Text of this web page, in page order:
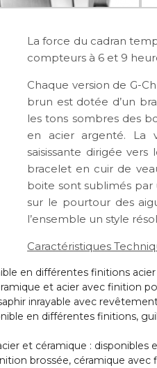
La force du cadran
compteurs à 6 et 9
Chaque version de G-
brun est dotée d’un
les tons sombres des
en acier argenté. La
saisissante dirigée
bracelet en cuir de
boite sont sublimés par
sur le pourtour des
l’ensemble un style
Caractéristiques
en différentes finitions
et acier avec finition
inrayable avec
en différentes finitions,
et céramique :
brossée, céramique avec